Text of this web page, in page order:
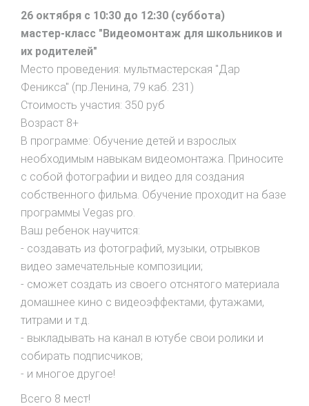
26 октября с 10:30 до 12:30 (суббота)
мастер-класс "Видеомонтаж для школьников и
их родителей"
Место проведения: мультмастерская "Дар
Феникса" (пр.Ленина, 79 каб. 231)
Стоимость участия: 350 руб
Возраст 8+
В программе: Обучение детей и взрослых
необходимым навыкам видеомонтажа. Приносите
с собой фотографии и видео для создания
собственного фильма. Обучение проходит на базе
программы Vegas pro.
Ваш ребенок научится:
- создавать из фотографий, музыки, отрывков
видео замечательные композиции;
- сможет создать из своего отснятого материала
домашнее кино с видеоэффектами, футажами,
титрами и т.д.
- выкладывать на канал в ютубе свои ролики и
собирать подписчиков;
- и многое другое!
Всего 8 мест!